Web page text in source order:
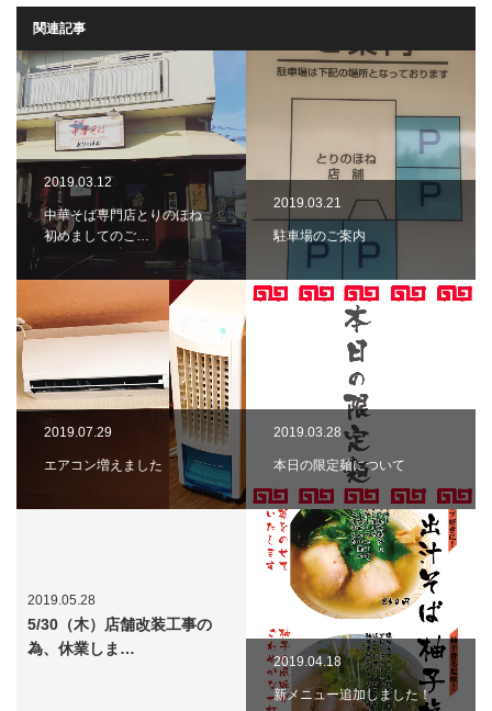
関連記事
2019.03.12
中華そば専門店とりのほね
初めましてのご…
2019.03.21
駐車場のご案内
2019.07.29
エアコン増えました
2019.03.28
本日の限定麺について
2019.05.28
5/30（木）店舗改装工事の
為、休業しま…
2019.04.18
新メニュー追加しました！